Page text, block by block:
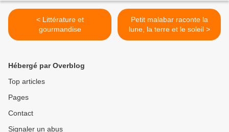
< Littérature et
gourmandise
Petit malabar raconte la
lune, la terre et le soleil >
Hébergé par Overblog
Top articles
Pages
Contact
Signaler un abus